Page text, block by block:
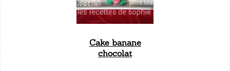
Cake banane
chocolat